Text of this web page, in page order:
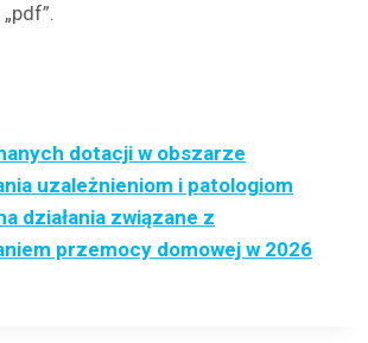
dotacji w obszarze
uzależnieniom i patologiom
działania związane z
przemocy domowej w 2026